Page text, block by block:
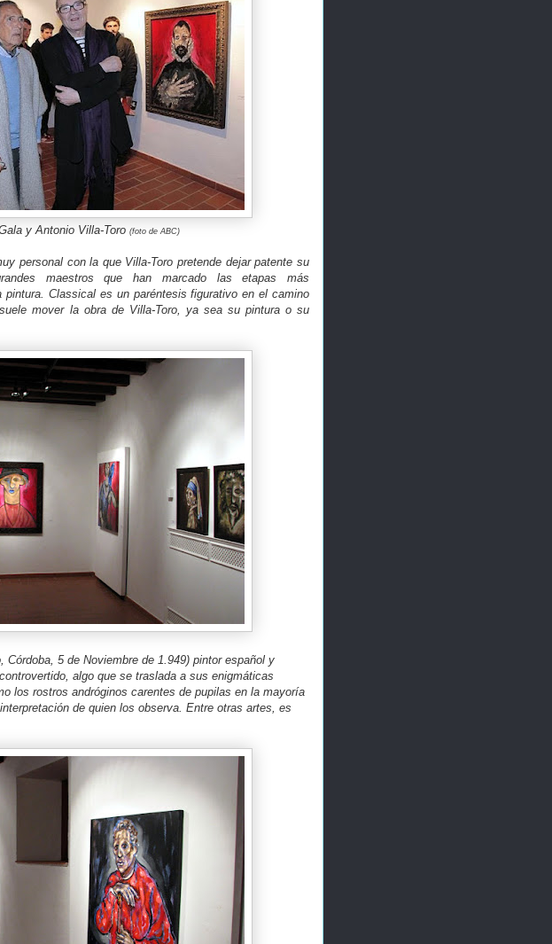
y Antonio Villa-Toro (foto de ABC)
personal con la que Villa-Toro pretende dejar patente su
maestros que han marcado las etapas más
pintura. Classical es un paréntesis figurativo en el camino
mover la obra de Villa-Toro, ya sea su pintura o su
Córdoba, 5 de Noviembre de 1.949) pintor español y
algo que se traslada a sus enigmáticas
los rostros andróginos carentes de pupilas en la mayoría
de quien los observa. Entre otras artes, es